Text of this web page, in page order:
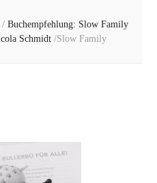
/ Buchempfehlung: Slow Family
Schmidt /Slow Family